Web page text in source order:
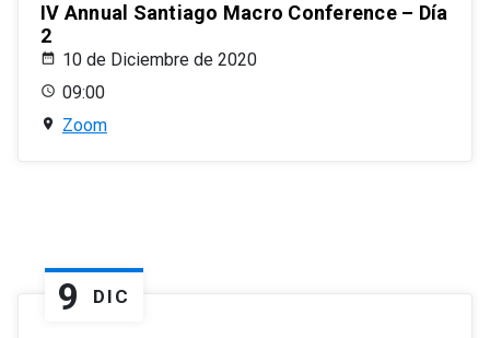
IV Annual Santiago Macro Conference – Día
2
10 de Diciembre de 2020
09:00
Zoom
9 DIC